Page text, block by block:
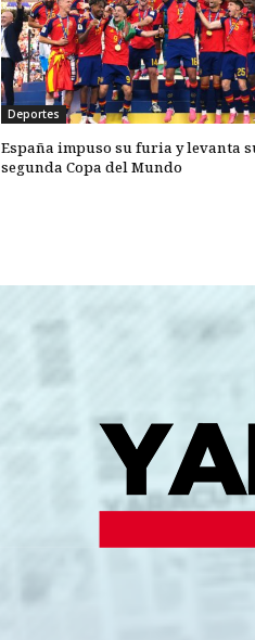
Deportes
España impuso su furia y levanta
segunda Copa del Mundo